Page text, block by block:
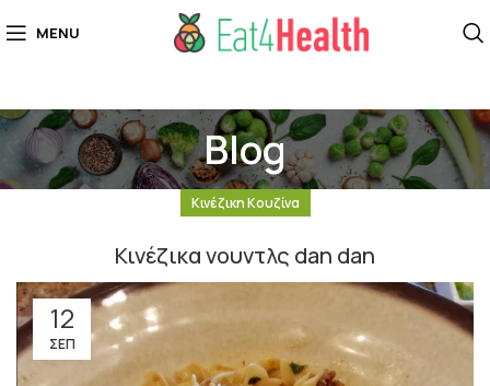
MENU
Blog
Κινέζικη Κουζίνα
Κινέζικα νoυντλς dan dan
12
ΣΕΠ